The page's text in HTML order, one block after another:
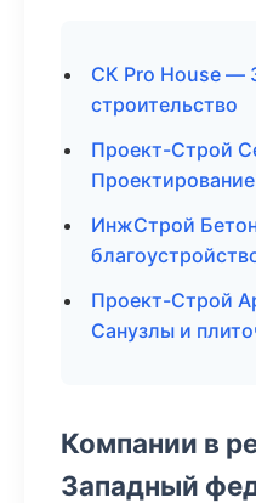
СК Pro House —
строительство
Проект-Строй
ИнжСтрой
Проект-Строй
Санузлы и
Компании в
Западный